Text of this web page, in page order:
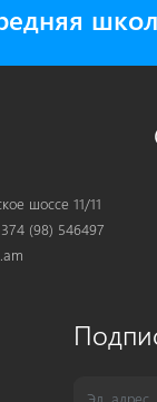
шоссе 11/11
(98) 546497